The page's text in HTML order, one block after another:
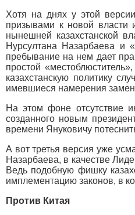
Хотя на днях у этой
призывами к новой
нынешней казахстанской
Нурсултана Назарбаева и
пребывание на нем дает
простой
казахстанскую политику
имевшиеся намерения
На этом фоне отсутствие
созданного новым
времени Януковичу
А вот третья версия уже
Назарбаева, в качестве
Ведь подобную фишку
имплементацию законов, в
Против Китая